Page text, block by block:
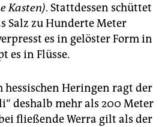
Kasten). Stattdessen schüttet
Salz zu Hunderte Meter
es in gelöster Form in
es in Flüsse.
hessischen Heringen ragt der
deshalb mehr als 200 Meter
fließende Werra gilt als der